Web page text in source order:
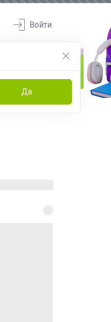
Да
Войти